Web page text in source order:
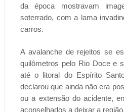
da época mostravam
soterrado, com a lama
carros.
A avalanche de rejeitos se
quilômetros pelo Rio Doce e
até o litoral do Espírito
declarou que ainda não era
ou a extensão do acidente,
aconselhados a deixar a região.